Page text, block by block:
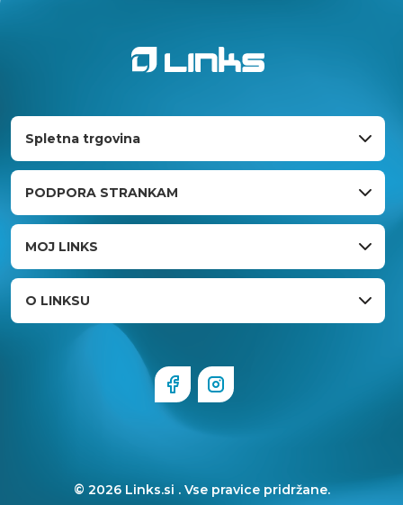
Spletna trgovina
PODPORA STRANKAM
MOJ LINKS
O LINKSU
© 2026 Links.si . Vse pravice pridržane.